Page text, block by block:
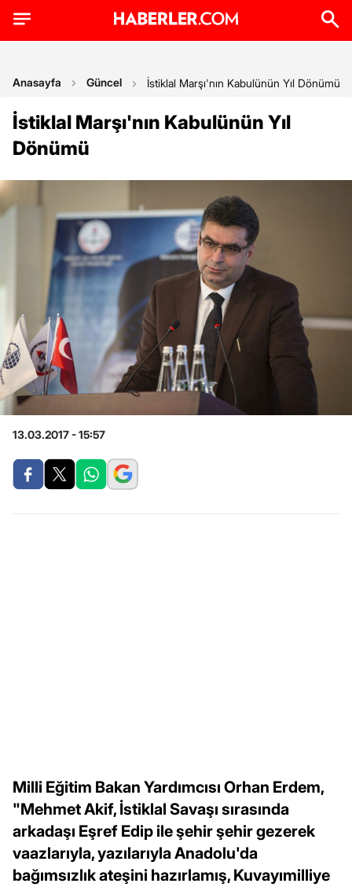
Anasayfa Güncel İstiklal Marşı'nın Kabulünün Yıl Dönümü
İstiklal Marşı'nın Kabulünün Yıl
Dönümü
13.03.2017 - 15:57
Milli Eğitim Bakan Yardımcısı Orhan Erdem,
"Mehmet Akif, İstiklal Savaşı sırasında
arkadaşı Eşref Edip ile şehir şehir gezerek
vaazlarıyla, yazılarıyla Anadolu'da
bağımsızlık ateşini hazırlamış, Kuvayımilliye